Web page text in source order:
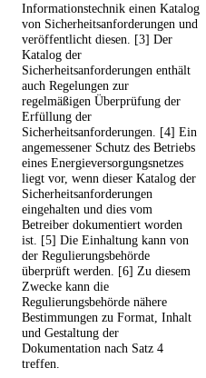
Informationstechnik einen Katalog
von Sicherheitsanforderungen und
veröffentlicht diesen. [3] Der
Katalog der
Sicherheitsanforderungen enthält
auch Regelungen zur
regelmäßigen Überprüfung der
Erfüllung der
Sicherheitsanforderungen. [4] Ein
angemessener Schutz des Betriebs
eines Energieversorgungsnetzes
liegt vor, wenn dieser Katalog der
Sicherheitsanforderungen
eingehalten und dies vom
Betreiber dokumentiert worden
ist. [5] Die Einhaltung kann von
der Regulierungsbehörde
überprüft werden. [6] Zu diesem
Zwecke kann die
Regulierungsbehörde nähere
Bestimmungen zu Format, Inhalt
und Gestaltung der
Dokumentation nach Satz 4
treffen.